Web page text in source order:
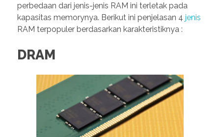
perbedaan dari jenis-jenis RAM ini terletak pada
kapasitas memorynya. Berikut ini penjelasan 4 jenis
RAM terpopuler berdasarkan karakteristiknya :
DRAM